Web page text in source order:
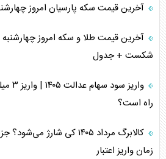
آخرین قیمت سکه پارسیان امروز چهارشنبه ۱۴ مرداد +
شکست + جدول
راه است؟
کالابرگ مرداد ۱۴۰۵ کی
زمان واریز اعتبار